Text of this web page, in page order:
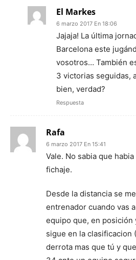
El Markes
6 marzo 2017 En 18:06
Jajaja! La última
Barcelona este
vosotros… También
3 victorias seguidas,
bien, verdad?
Respuesta
Rafa
6 marzo 2017 En 15:41
Vale. No sabia que
fichaje.
Desde la distancia se
entrenador cuando vas
equipo que, en posición
sigue en la clasificacion
derrota mas que tú y